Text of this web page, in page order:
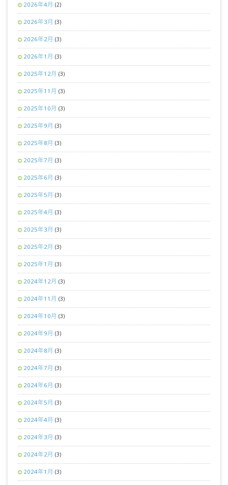
2026年4月 (2)
2026年3月 (3)
2026年2月 (3)
2026年1月 (3)
2025年12月 (3)
2025年11月 (3)
2025年10月 (3)
2025年9月 (3)
2025年8月 (3)
2025年7月 (3)
2025年6月 (3)
2025年5月 (3)
2025年4月 (3)
2025年3月 (3)
2025年2月 (3)
2025年1月 (3)
2024年12月 (3)
2024年11月 (3)
2024年10月 (3)
2024年9月 (3)
2024年8月 (3)
2024年7月 (3)
2024年6月 (3)
2024年5月 (3)
2024年4月 (3)
2024年3月 (3)
2024年2月 (3)
2024年1月 (3)